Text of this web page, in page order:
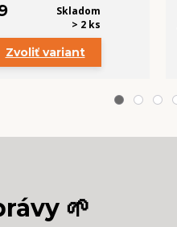
Skladom
> 2 ks
Zvoliť variant
🌱